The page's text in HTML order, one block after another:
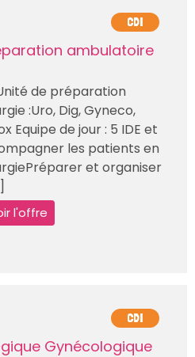
CDI
ambulatoire
de préparation
:Uro, Dig, Gyneco,
Equipe de jour : 5 IDE et
les patients en
et organiser
l'offre
CDI
Gynécologique